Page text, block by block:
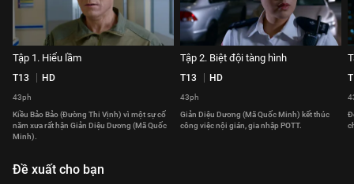
Tập 1. Hiểu lầm
T13 HD
43ph
Kiều Bảo Bảo (Đường Thi Vịnh) vì một sự cố
năm xưa rất hận Giản Diệu Dương (Mã Quốc
Minh).
Tập 2. Biệt đội tàng hình
T13 HD
43ph
Giản Diệu Dương (Mã Quốc Minh) kết thúc
công việc nội gián, gia nhập POTT.
Đề xuất cho bạn